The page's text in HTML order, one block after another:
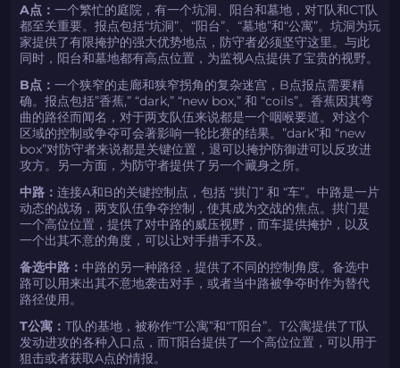
A点： 一个繁忙的庭院，有一个坑洞、阳台和墓地，对T队和CT队
都至关重要。报点包括“坑洞”、“阳台”、“墓地”和“公寓”。坑洞为玩
家提供了有限掩护的强大优势地点，防守者必须坚守这里。与此
同时，阳台和墓地都有高点位置，为监视A点提供了宝贵的视野。
B点： 一个狭窄的走廊和狭窄拐角的复杂迷宫，B点报点需要精
确。报点包括”香蕉,” “dark,” “new box,” 和 “coils”。香蕉因其弯
曲的路径而闻名，对于两支队伍来说都是一个咽喉要道。对这个
区域的控制或争夺可会著影响一轮比赛的结果。”dark”和 “new
box”对防守者来说都是关键位置，退可以掩护防御进可以反攻进
攻方。另一方面，为防守者提供了另一个藏身之所。
中路： 连接A和B的关键控制点，包括 “拱门” 和 “车”。中路是一片
动态的战场，两支队伍争夺控制，使其成为交战的焦点。拱门是
一个高位位置，提供了对中路的威压视野，而车提供掩护，以及
一个出其不意的角度，可以让对手措手不及。
备选中路： 中路的另一种路径，提供了不同的控制角度。备选中
路可以用来出其不意地袭击对手，或者当中路被争夺时作为替代
路径使用。
T公寓： T队的基地，被称作“T公寓”和“T阳台”。T公寓提供了T队
发动进攻的各种入口点，而T阳台提供了一个高位位置，可以用于
狙击或者获取A点的情报。